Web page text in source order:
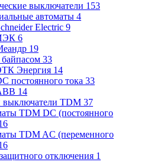
выключатели 153
автоматы 4
Electric 9
6
19
33
Энергия 14
постоянного тока 33
14
выключатели TDM 37
TDM DC (постоянного
TDM AC (переменного
отключения 1